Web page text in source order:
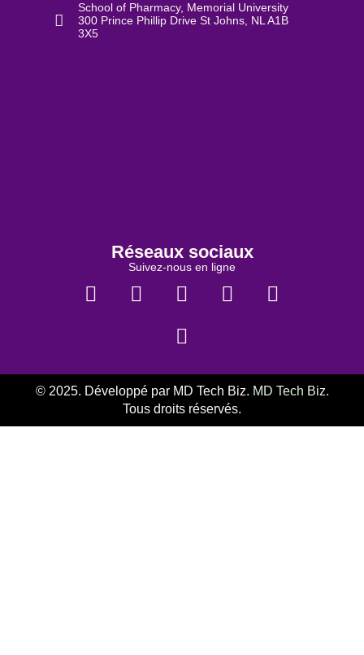
School of Pharmacy, Memorial University
300 Prince Phillip Drive St Johns, NL A1B
3X5
Réseaux sociaux
Suivez-nous en ligne
© 2025. Développé par MD Tech Biz. MD Tech Biz.
Tous droits réservés.